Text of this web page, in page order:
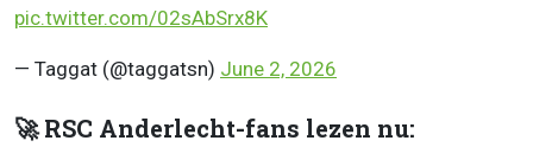
pic.twitter.com/02sAbSrx8K
— Taggat (@taggatsn) June 2, 2026
🚀 RSC Anderlecht-fans lezen nu: